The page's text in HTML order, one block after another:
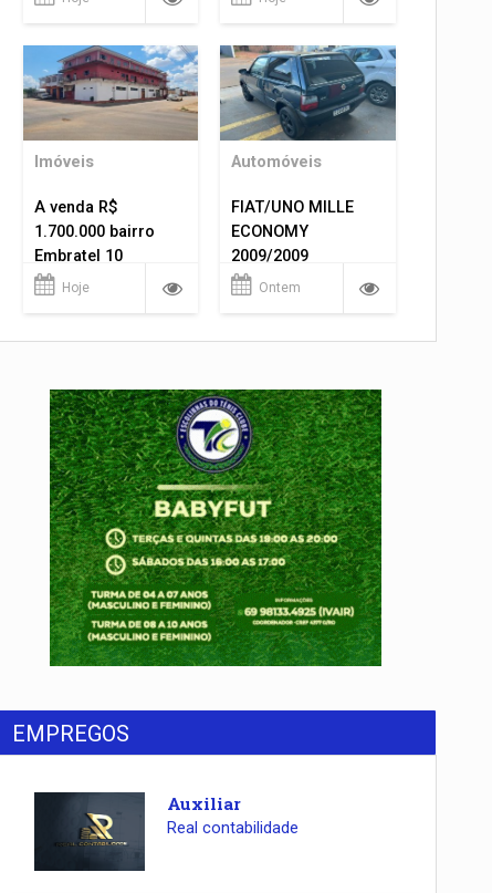
Imóveis
A venda R$
1.700.000 bairro
Embratel 10
apartamentos!
Hoje
Automóveis
FIAT/UNO MILLE
ECONOMY
2009/2009
Ontem
EMPREGOS
Auxiliar
Real contabilidade